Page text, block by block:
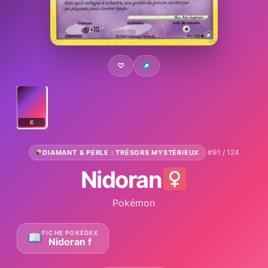
♡
C
DIAMANT & PERLE : TRÉSORS MYSTÉRIEUX ·#91 / 124
Nidoran
Pokémon
FICHE POKÉDEX
Nidoran f